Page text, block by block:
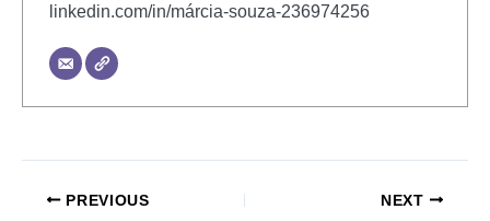
linkedin.com/in/márcia-souza-236974256
PREVIOUS NEXT